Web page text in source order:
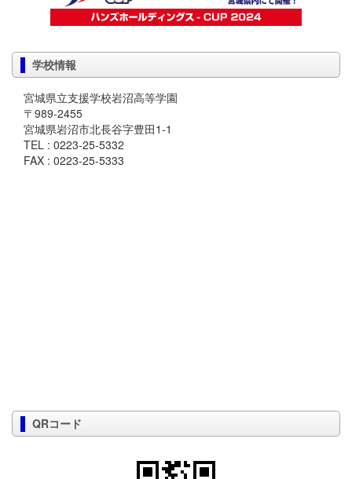
学校情報
宮城県立支援学校岩沼高等学園
〒989-2455
宮城県岩沼市北長谷字豊田1-1
TEL : 0223-25-5332
FAX : 0223-25-5333
QRコード